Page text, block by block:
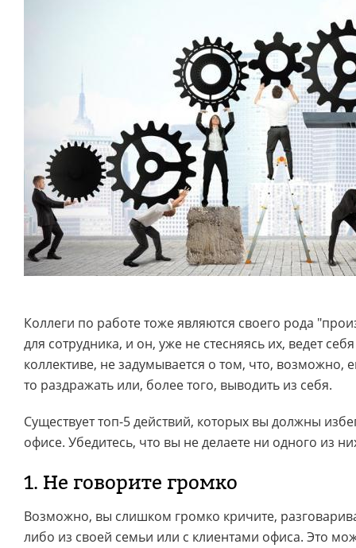
Коллеги по работе тоже являются своего рода
для сотрудника, и он, уже не стесняясь их, ведет
коллективе, не задумывается о том, что, возможно,
то раздражать или, более того, выводить из себя.
Существует топ-5 действий, которых вы должны
офисе. Убедитесь, что вы не делаете ни одного из
1. Не говорите громко
Возможно, вы слишком громко кричите,
либо из своей семьи или с клиентами офиса. Это